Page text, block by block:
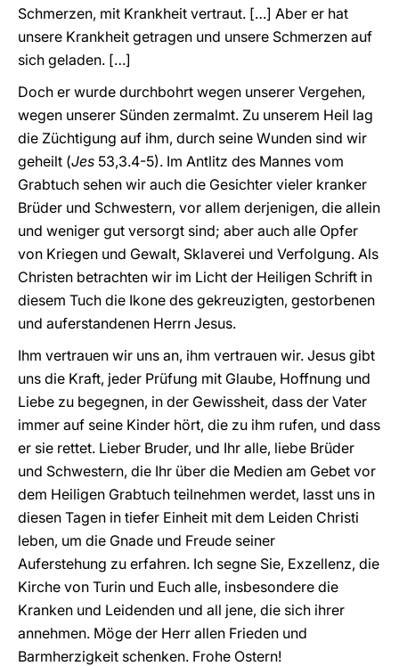
Schmerzen, mit Krankheit vertraut. […] Aber er hat
unsere Krankheit getragen und unsere Schmerzen auf
sich geladen. […]
Doch er wurde durchbohrt wegen unserer Vergehen,
wegen unserer Sünden zermalmt. Zu unserem Heil lag
die Züchtigung auf ihm, durch seine Wunden sind wir
geheilt (Jes 53,3.4-5). Im Antlitz des Mannes vom
Grabtuch sehen wir auch die Gesichter vieler kranker
Brüder und Schwestern, vor allem derjenigen, die allein
und weniger gut versorgt sind; aber auch alle Opfer
von Kriegen und Gewalt, Sklaverei und Verfolgung. Als
Christen betrachten wir im Licht der Heiligen Schrift in
diesem Tuch die Ikone des gekreuzigten, gestorbenen
und auferstandenen Herrn Jesus.
Ihm vertrauen wir uns an, ihm vertrauen wir. Jesus gibt
uns die Kraft, jeder Prüfung mit Glaube, Hoffnung und
Liebe zu begegnen, in der Gewissheit, dass der Vater
immer auf seine Kinder hört, die zu ihm rufen, und dass
er sie rettet. Lieber Bruder, und Ihr alle, liebe Brüder
und Schwestern, die Ihr über die Medien am Gebet vor
dem Heiligen Grabtuch teilnehmen werdet, lasst uns in
diesen Tagen in tiefer Einheit mit dem Leiden Christi
leben, um die Gnade und Freude seiner
Auferstehung zu erfahren. Ich segne Sie, Exzellenz, die
Kirche von Turin und Euch alle, insbesondere die
Kranken und Leidenden und all jene, die sich ihrer
annehmen. Möge der Herr allen Frieden und
Barmherzigkeit schenken. Frohe Ostern!